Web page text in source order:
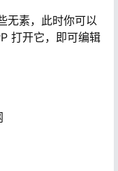
无素，此时你可以
打开它，即可编辑